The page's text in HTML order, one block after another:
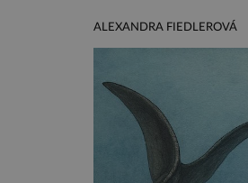
ALEXANDRA FIEDLEROVÁ